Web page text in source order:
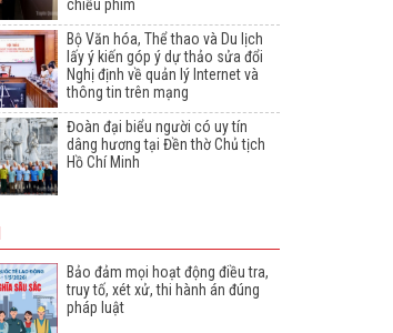
chiếu phim
Bộ Văn hóa, Thể thao và Du lịch
lấy ý kiến góp ý dự thảo sửa đổi
Nghị định về quản lý Internet và
thông tin trên mạng
Đoàn đại biểu người có uy tín
dâng hương tại Đền thờ Chủ tịch
Hồ Chí Minh
Bảo đảm mọi hoạt động điều tra,
truy tố, xét xử, thi hành án đúng
pháp luật